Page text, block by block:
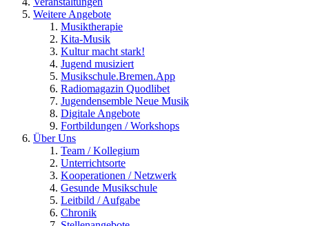
Weitere Angebote
Musiktherapie
Kita-Musik
Kultur macht stark!
Jugend musiziert
Musikschule.Bremen.App
Radiomagazin Quodlibet
Jugendensemble Neue Musik
Digitale Angebote
Fortbildungen / Workshops
Über Uns
Team / Kollegium
Unterrichtsorte
Kooperationen / Netzwerk
Gesunde Musikschule
Leitbild / Aufgabe
Chronik